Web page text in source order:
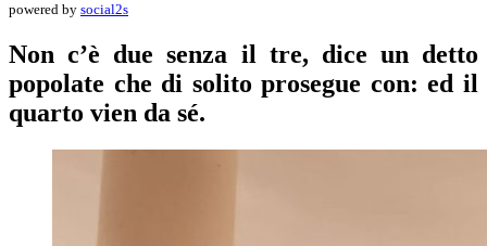
powered by social2s
Non c’è due senza il tre, dice un detto
popolate che di solito prosegue con: ed il
quarto vien da sé.